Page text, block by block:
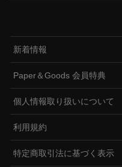
新着情報
Paper＆Goods 会員特典
個人情報取り扱いについて
利用規約
特定商取引法に基づく表示